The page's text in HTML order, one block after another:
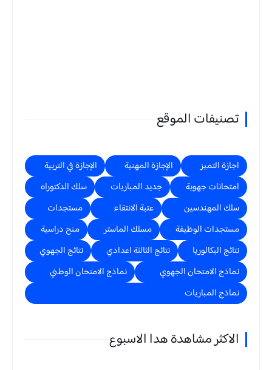
تصنيفات الموقع
اجازة التميز الإجازة المهنية
الإجازة في التربية
امتحانات جهوية
جديد المباريات
سلك الدكتوراه
سلك المهندسين
عتبة الانتقاء
مستجدات
مستجدات الوظيفة
مسلك الماستر
منح دراسية
نتائج البكالوريا
نتائج الثالثة اعدادي
نتائج الجهوي
نماذج الامتحان الجهوي
نماذج الامتحان الوطني
نماذج المباريات
الاكثر مشاهدة هدا الاسبوع